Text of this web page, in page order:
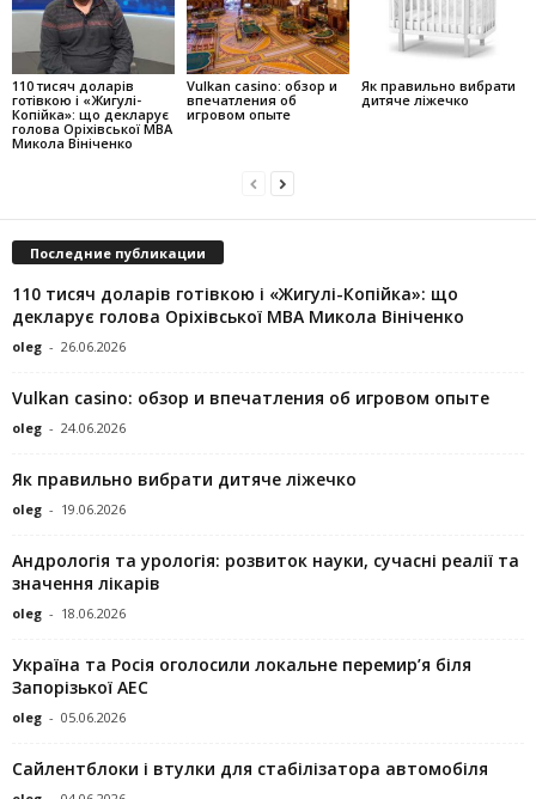
110 тисяч доларів
готівкою і «Жигулі-
Копійка»: що декларує
голова Оріхівської МВА
Микола Вініченко
Vulkan casino: обзор и
впечатления об
игровом опыте
Як правильно вибрати
дитяче ліжечко
Последние публикации
110 тисяч доларів готівкою і «Жигулі-Копійка»: що
декларує голова Оріхівської МВА Микола Вініченко
oleg - 26.06.2026
Vulkan casino: обзор и впечатления об игровом опыте
oleg - 24.06.2026
Як правильно вибрати дитяче ліжечко
oleg - 19.06.2026
Андрологія та урологія: розвиток науки, сучасні реалії та
значення лікарів
oleg - 18.06.2026
Україна та Росія оголосили локальне перемир’я біля
Запорізької АЕС
oleg - 05.06.2026
Сайлентблоки і втулки для стабілізатора автомобіля